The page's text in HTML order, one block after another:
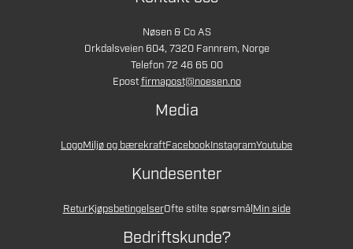
Nøsen & Co AS
Orkdalsveien 604, 7320 Fannrem, Norge
Telefon 72 46 65 00
Epostfirmapost@noesen.no
Media
LogoMiljø og bærekraftFacebookInstagramYoutube
Kundesenter
ReturKjøpsbetingelserOfte stilte spørsmålMin side
Bedriftskunde?